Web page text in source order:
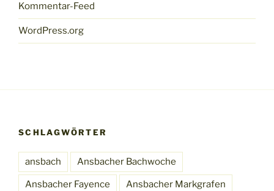
Kommentar-Feed
WordPress.org
SCHLAGWÖRTER
ansbach Ansbacher Bachwoche
Ansbacher Fayence Ansbacher Markgrafen